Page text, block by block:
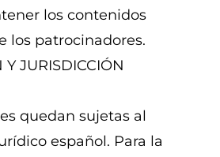
los contenidos
los patrocinadores.
Y JURISDICCIÓN
quedan sujetas al
español. Para la